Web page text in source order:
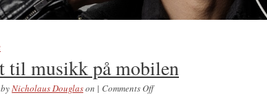
til musikk på mobilen
Nicholaus Douglason | Comments Offon Lytt til musikk på mobilen